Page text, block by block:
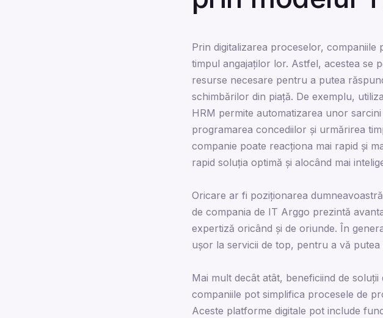
Prin digitalizarea proceselor, companiile
timpul angajaților lor. Astfel, acestea se
resurse necesare pentru a putea
schimbărilor din piață. De exemplu,
HRM permite automatizarea unor
programarea concediilor și urmărirea
companie poate reacționa mai rapid și
rapid soluția optimă și alocând mai
Oricare ar fi poziționarea
de compania de IT Arggo prezintă
expertiză oricând și de oriunde. În
ușor la servicii de top, pentru a vă
Mai mult decât atât, beneficiind de
companiile pot simplifica procesele de
Aceste platforme digitale pot include